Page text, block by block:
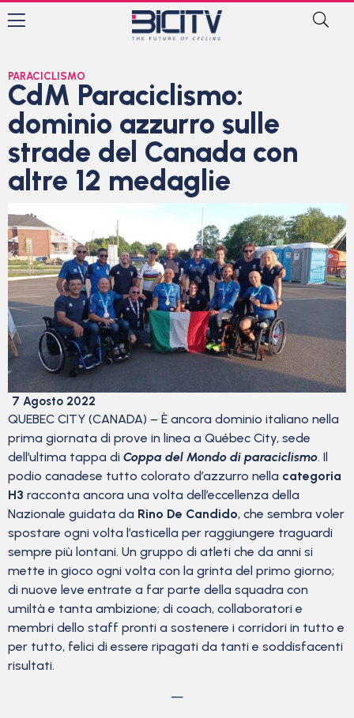
PARACICLISMO
CdM Paraciclismo:
dominio azzurro sulle
strade del Canada con
altre 12 medaglie
7 Agosto 2022
QUEBEC CITY (CANADA) – È ancora dominio italiano nella
prima giornata di prove in linea a Québec City, sede
dell’ultima tappa di Coppa del Mondo di paraciclismo. Il
podio canadese tutto colorato d’azzurro nella categoria
H3 racconta ancora una volta dell’eccellenza della
Nazionale guidata da Rino De Candido, che sembra voler
spostare ogni volta l’asticella per raggiungere traguardi
sempre più lontani. Un gruppo di atleti che da anni si
mette in gioco ogni volta con la grinta del primo giorno;
di nuove leve entrate a far parte della squadra con
umiltà e tanta ambizione; di coach, collaboratori e
membri dello staff pronti a sostenere i corridori in tutto e
per tutto, felici di essere ripagati da tanti e soddisfacenti
risultati.
—